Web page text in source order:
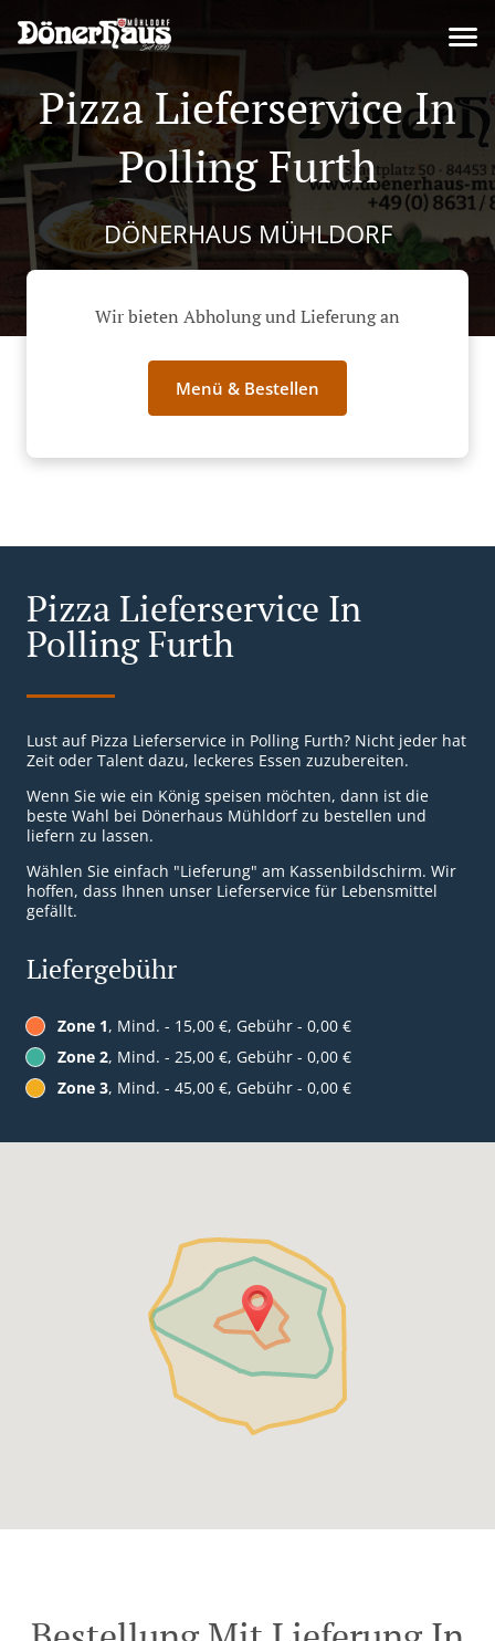
Pizza Lieferservice In
Polling Furth
DÖNERHAUS MÜHLDORF
Wir bieten Abholung und Lieferung an
Menü & Bestellen
Pizza Lieferservice In
Polling Furth
Lust auf Pizza Lieferservice in Polling Furth? Nicht jeder hat
Zeit oder Talent dazu, leckeres Essen zuzubereiten.
Wenn Sie wie ein König speisen möchten, dann ist die
beste Wahl bei Dönerhaus Mühldorf zu bestellen und
liefern zu lassen.
Wählen Sie einfach "Lieferung" am Kassenbildschirm. Wir
hoffen, dass Ihnen unser Lieferservice für Lebensmittel
gefällt.
Liefergebühr
Zone 1, Mind. - 15,00 €, Gebühr - 0,00 €
Zone 2, Mind. - 25,00 €, Gebühr - 0,00 €
Zone 3, Mind. - 45,00 €, Gebühr - 0,00 €